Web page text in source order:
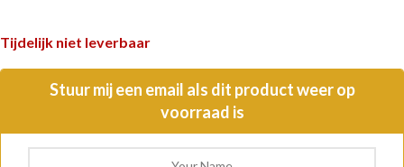
Tijdelijk niet leverbaar
Stuur mij een email als dit product weer op
voorraad is